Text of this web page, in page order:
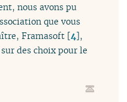
nous avons pu
que vous
Framasoft [4],
des choix pour le